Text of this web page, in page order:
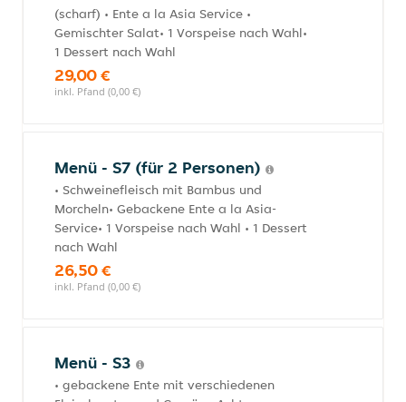
(scharf) • Ente a la Asia Service •
Gemischter Salat• 1 Vorspeise nach Wahl•
1 Dessert nach Wahl
29,00 €
inkl. Pfand (0,00 €)
Menü - S7 (für 2 Personen)
• Schweinefleisch mit Bambus und
Morcheln• Gebackene Ente a la Asia-
Service• 1 Vorspeise nach Wahl • 1 Dessert
nach Wahl
26,50 €
inkl. Pfand (0,00 €)
Menü - S3
• gebackene Ente mit verschiedenen